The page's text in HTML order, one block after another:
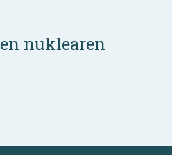
nuklearen